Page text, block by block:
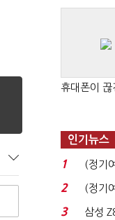
휴대폰이
인기뉴스
1
(정기
청래 '
2
(정기
'초접
3
삼성